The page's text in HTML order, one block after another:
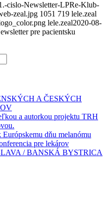
cislo-Newsletter-LPRe-Klub-
zeal.jpg 1051 719 lele.zeal
lele.zeal2020-08-
pre pacientsku
A ČESKÝCH
a autorkou projektu TRH
dňu melanómu
pre lekárov
/ BANSKÁ BYSTRICA